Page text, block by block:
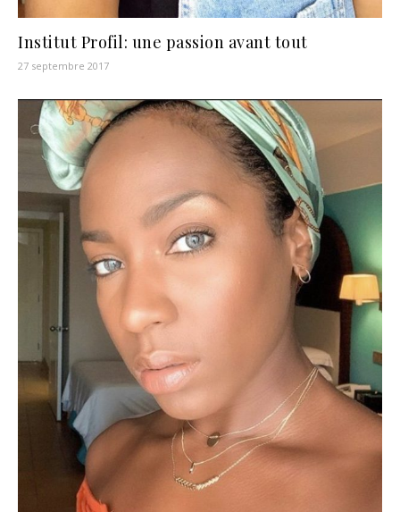
Institut Profil: une passion avant tout
27 septembre 2017